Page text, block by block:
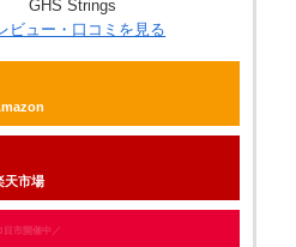
GHS Strings
ビュー・口コミを見る
天市場
目市開催中／